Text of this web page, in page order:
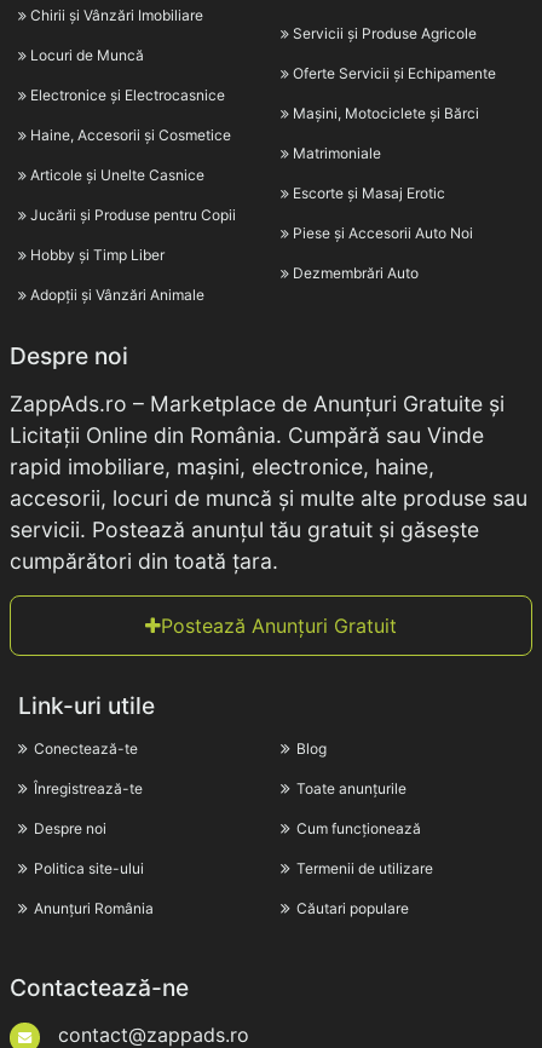
Chirii și Vânzări Imobiliare
Locuri de Muncă
Electronice și Electrocasnice
Haine, Accesorii și Cosmetice
Articole și Unelte Casnice
Jucării și Produse pentru Copii
Hobby și Timp Liber
Adopții și Vânzări Animale
Servicii și Produse Agricole
Oferte Servicii și Echipamente
Mașini, Motociclete și Bărci
Matrimoniale
Escorte și Masaj Erotic
Piese și Accesorii Auto Noi
Dezmembrări Auto
Despre noi
ZappAds.ro – Marketplace de Anunțuri Gratuite și
Licitații Online din România. Cumpără sau Vinde
rapid imobiliare, mașini, electronice, haine,
accesorii, locuri de muncă și multe alte produse sau
servicii. Postează anunțul tău gratuit și găsește
cumpărători din toată țara.
Postează Anunțuri Gratuit
Link-uri utile
Conectează-te
Înregistrează-te
Despre noi
Politica site-ului
Anunțuri România
Blog
Toate anunțurile
Cum funcționează
Termenii de utilizare
Căutari populare
Contactează-ne
contact@zappads.ro